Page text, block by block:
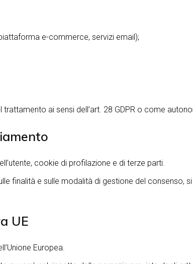
e-commerce, servizi email);
ai sensi dell’art. 28 GDPR o come
cookie di profilazione e di terze parti.
finalità e sulle modalità di gestione del consenso,
UE
Europea.